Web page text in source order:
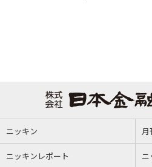
ニッキン 月
ニッキンレポート ニ